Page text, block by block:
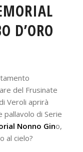
D’ORO
del Frusinate
Veroli aprirà
di Serie
Nonno Gino,
al cielo?